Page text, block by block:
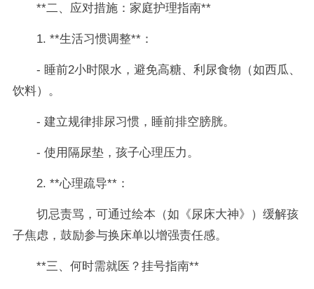
**二、应对措施：家庭护理指南**
1. **生活习惯调整**：
- 睡前2小时限水，避免高糖、利尿食物（如西瓜、
饮料）。
- 建立规律排尿习惯，睡前排空膀胱。
- 使用隔尿垫，孩子心理压力。
2. **心理疏导**：
切忌责骂，可通过绘本（如《尿床大神》）缓解孩
子焦虑，鼓励参与换床单以增强责任感。
**三、何时需就医？挂号指南**